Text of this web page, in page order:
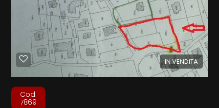
IN VENDITA
Cod.
7869